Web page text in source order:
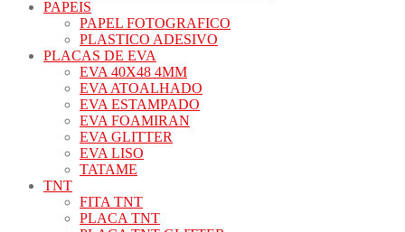
PAPEIS
PAPEL FOTOGRAFICO
PLASTICO ADESIVO
PLACAS DE EVA
EVA 40X48 4MM
EVA ATOALHADO
EVA ESTAMPADO
EVA FOAMIRAN
EVA GLITTER
EVA LISO
TATAME
TNT
FITA TNT
PLACA TNT